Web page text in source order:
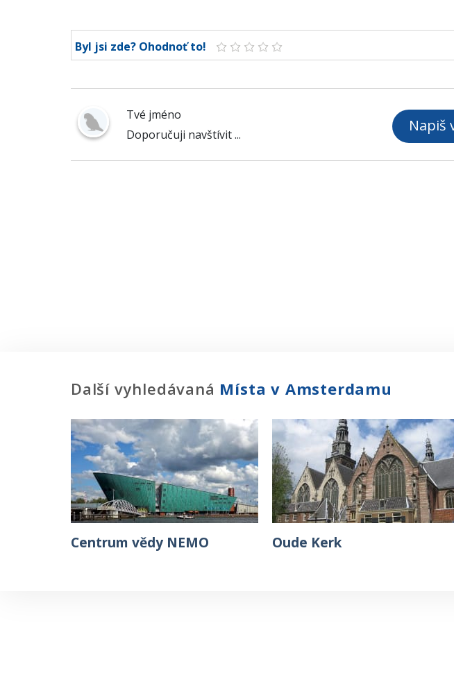
Byl jsi zde? Ohodnoť to!
Tvé jméno
Doporučuji navštívit ...
Napiš
Další vyhledávaná Místav Amsterdamu
Centrum vědy NEMO Oude Kerk